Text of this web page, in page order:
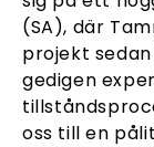
(SA), där
projekt
gedigen
oss till en